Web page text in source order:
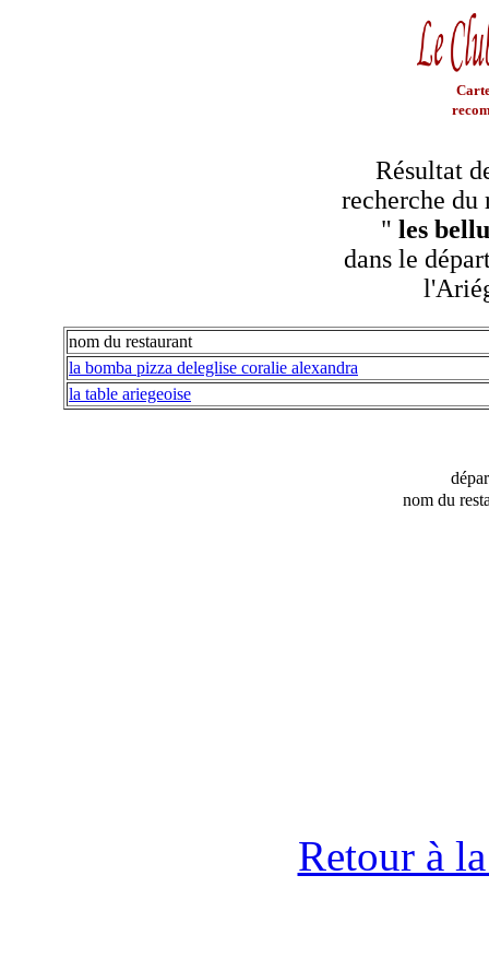
Résultat
recherche du
" les
dans le
nom du restaurant
la bomba pizza deleglise coralie alexandra
la table ariegeoise
nom du
Retour à